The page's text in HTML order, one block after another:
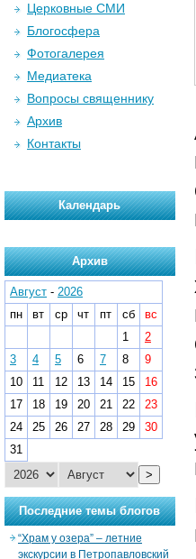
Церковные СМИ
Блогосфера
Фотогалерея
Медиатека
Вопросы священнику
Архив
Контакты
Календарь
Архив
Август - 2026
пн
вт ср чт пт сб
вс
1
2
3
4 5 6 7 8
9
10
11 12 13 14 15
16
17
18 19 20 21 22
23
24
25 26 27 28 29
30
31
>
Последние темы блогов
“Храм у озера” – летние
экскурсии в Петропавловский